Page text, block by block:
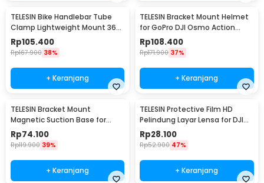
TELESIN Bike Handlebar Tube
Clamp Lightweight Mount 360
Rotary Clamp - TE-HBM-004
Rp105.400
Rp167.900 38%
+ Keranjang
TELESIN Bracket Mount Helmet
for GoPro DJI Osmo Action
Camera - GP-HBM-MT2-YH
Rp108.400
Rp171.900 37%
+ Keranjang
TELESIN Bracket Mount
Magnetic Suction Base for
Insta360 GO 3 Camera - MAG-
005
Rp74.100
Rp119.900 39%
+ Keranjang
TELESIN Protective Film HD
Pelindung Layar Lensa for DJI
Action 3/4 - OA-FLM-008
Rp28.100
Rp52.900 47%
+ Keranjang